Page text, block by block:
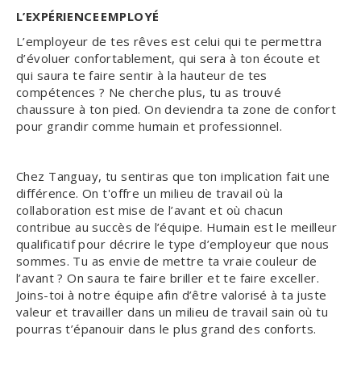
L’EXPÉRIENCE EMPLOYÉ
L’employeur de tes rêves est celui qui te permettra
d’évoluer confortablement, qui sera à ton écoute et
qui saura te faire sentir à la hauteur de tes
compétences ? Ne cherche plus, tu as trouvé
chaussure à ton pied. On deviendra ta zone de confort
pour grandir comme humain et professionnel.
Chez Tanguay, tu sentiras que ton implication fait une
différence. On t'offre un milieu de travail où la
collaboration est mise de l’avant et où chacun
contribue au succès de l’équipe. Humain est le meilleur
qualificatif pour décrire le type d’employeur que nous
sommes. Tu as envie de mettre ta vraie couleur de
l’avant ? On saura te faire briller et te faire exceller.
Joins-toi à notre équipe afin d’être valorisé à ta juste
valeur et travailler dans un milieu de travail sain où tu
pourras t’épanouir dans le plus grand des conforts.